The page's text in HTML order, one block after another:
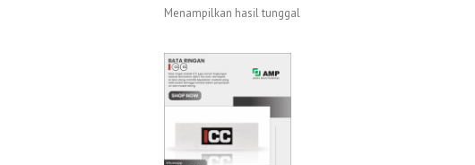
Menampilkan hasil tunggal